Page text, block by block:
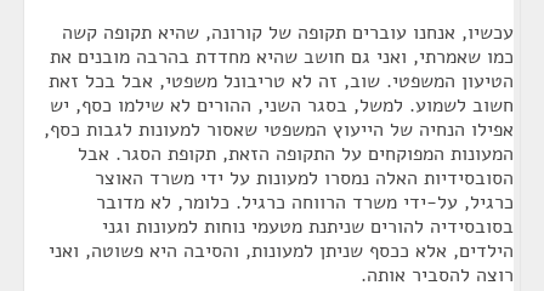
עכשיו, אנחנו עוברים תקופה של קורונה, שהיא תקופה קשה
כמו שאמרתי, ואני גם חושב שהיא מחדדת בהרבה מובנים את
הטיעון המשפטי. שוב, זה לא טריבונל משפטי, אבל בכל זאת
חשוב לשמוע. למשל, בסגר השני, ההורים לא שילמו כסף, יש
אפילו הנחיה של הייעוץ המשפטי שאסור למעונות לגבות כסף,
המעונות המפוקחים על התקופה הזאת, תקופת הסגר. אבל
הסובסידיות האלה נמסרו למעונות על ידי משרד האוצר
כרגיל, על-ידי משרד הרווחה כרגיל. כלומר, לא מדובר
בסובסידיה להורים שניתנת מטעמי נוחות למעונות וגני
הילדים, אלא ככסף שניתן למעונות, והסיבה היא פשוטה, ואני
רוצה להסביר אותה.